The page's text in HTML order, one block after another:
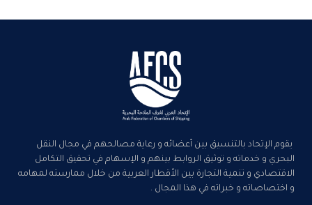
يقوم الإتحاد بالتنسيق بين أعضائه و رعاية مصالحهم في مجال النقل
البحري و خدماته و توثيق الروابط بينهم و الإسهام في تحقيق التكامل
الاقتصادي و تنمية التجارة بين الأقطار العربية من خلال ممارسته لمهامه
و اختصاصاته و خبراته في هذا المجال .